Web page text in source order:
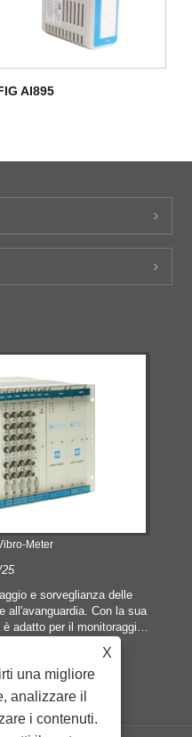
AI895
Meter
e sorveglianza delle
all'avanguardia. Con la sua
adatto per il monitoraggio
di punti di misurazione,
complesse.
X
una migliore
analizzare il
i contenuti.